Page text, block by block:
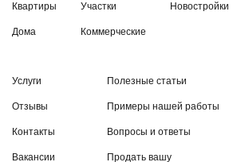
Квартиры
Дома
Участки
Коммерческие
Новостройки
Услуги
Отзывы
Контакты
Вакансии
Полезные статьи
Примеры нашей работы
Вопросы и ответы
Продать вашу